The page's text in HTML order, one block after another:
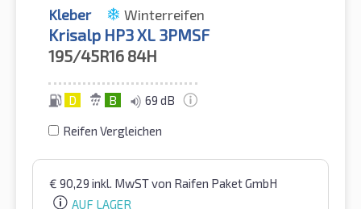
Kleber Winterreifen
Krisalp HP3 XL 3PMSF
195/45R16 84H
D B 69 dB
Reifen Vergleichen
€ 90,29 inkl. MwSTvon Raifen Paket GmbH
AUF LAGER